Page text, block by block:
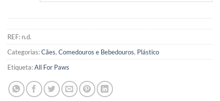
REF: n.d.
Categorias:Cães, Comedouros e Bebedouros, Plástico
Etiqueta:All For Paws